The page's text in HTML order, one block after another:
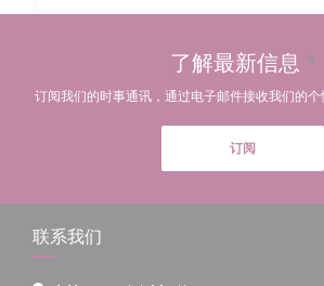
了解最新信息 *
订阅我们的时事通讯，通过电子邮件接收我们的个
订阅
联系我们